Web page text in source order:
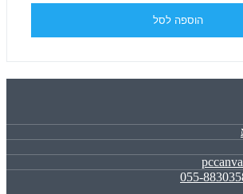
הוספה לסל